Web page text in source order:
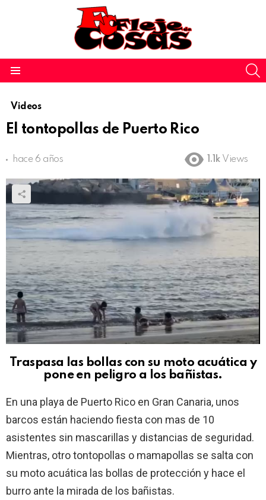
Videos
El tontopollas de Puerto Rico
hace 6 años 1.1k Views
Traspasa las bollas con su moto acuática y
pone en peligro a los bañistas.
En una playa de Puerto Rico en Gran Canaria, unos
barcos están haciendo fiesta con mas de 10
asistentes sin mascarillas y distancias de seguridad.
Mientras, otro tontopollas o mamapollas se salta con
su moto acuática las bollas de protección y hace el
burro ante la mirada de los bañistas.